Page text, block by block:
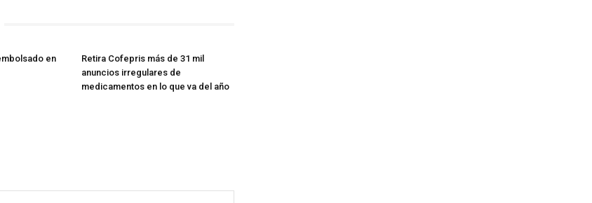
en
Retira Cofepris más de 31 mil
anuncios irregulares de
medicamentos en lo que va del año